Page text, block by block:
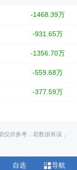
-1468.39万
-931.65万
-1356.70万
-559.68万
-377.59万
供参考，若数据有误，
自选 导航